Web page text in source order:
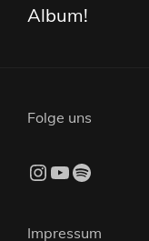
Album!
Folge uns
Instagram YouTube Spotify
Impressum